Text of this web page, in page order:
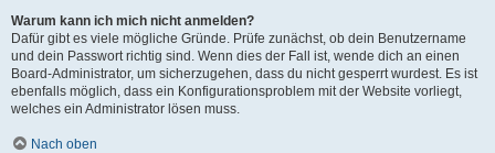
Warum kann ich mich nicht anmelden?
Dafür gibt es viele mögliche Gründe. Prüfe zunächst, ob dein Benutzername
und dein Passwort richtig sind. Wenn dies der Fall ist, wende dich an einen
Board-Administrator, um sicherzugehen, dass du nicht gesperrt wurdest. Es ist
ebenfalls möglich, dass ein Konfigurationsproblem mit der Website vorliegt,
welches ein Administrator lösen muss.
Nach oben